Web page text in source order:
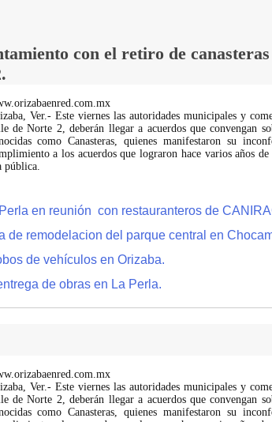
con el retiro de
Ver.- Este viernes las autoridades municipales y
de Norte 2, deberán llegar a acuerdos que convengan
como Canasteras, quienes manifestaron su
a los acuerdos que lograron hace varios años
pública.
en reunión con restauranteros de
de remodelacion del parque central en
de vehículos en Orizaba.
de obras en La Perla.
Ver.- Este viernes las autoridades municipales y
de Norte 2, deberán llegar a acuerdos que convengan
como Canasteras, quienes manifestaron su